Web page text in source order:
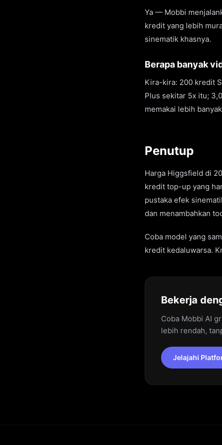
Ya — Mobbi
kredit yang lebih
sinematik khasnya.
Berapa banyak
Kira-kira: 200 kredit
Plus sekitar 5x itu;
memakai lebih
Penutup
Harga Higgsfield di
kredit top-up yang
pustaka efek
dan menambahkan
Coba model yang
kredit kedaluwarsa.
Bekerja
Coba Mobbi AI
lebih rendah,
Jelajahi